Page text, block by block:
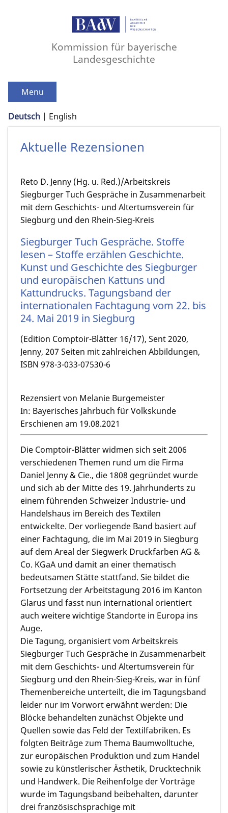
Kommission für bayerische
Landesgeschichte
Menu
Deutsch English
Aktuelle Rezensionen
Reto D. Jenny (Hg. u. Red.)/Arbeitskreis
Siegburger Tuch Gespräche in Zusammenarbeit
mit dem Geschichts- und Altertumsverein für
Siegburg und den Rhein-Sieg-Kreis
Siegburger Tuch Gespräche. Stoffe
lesen – Stoffe erzählen Geschichte.
Kunst und Geschichte des Siegburger
und europäischen Kattuns und
Kattundrucks. Tagungsband der
internationalen Fachtagung vom 22. bis
24. Mai 2019 in Siegburg
(Edition Comptoir-Blätter 16/17), Sent 2020,
Jenny, 207 Seiten mit zahlreichen Abbildungen,
ISBN 978-3-033-07530-6
Rezensiert von Melanie Burgemeister
In: Bayerisches Jahrbuch für Volkskunde
Erschienen am 19.08.2021
Die Comptoir-Blätter widmen sich seit 2006
verschiedenen Themen rund um die Firma
Daniel Jenny & Cie., die 1808 gegründet wurde
und sich ab der Mitte des 19. Jahrhunderts zu
einem führenden Schweizer Industrie- und
Handelshaus im Bereich des Textilen
entwickelte. Der vorliegende Band basiert auf
einer Fachtagung, die im Mai 2019 in Siegburg
auf dem Areal der Siegwerk Druckfarben AG &
Co. KGaA und damit an einer thematisch
bedeutsamen Stätte stattfand. Sie bildet die
Fortsetzung der Arbeitstagung 2016 im Kanton
Glarus und fasst nun international orientiert
auch weitere wichtige Standorte in Europa ins
Auge.
Die Tagung, organisiert vom Arbeitskreis
Siegburger Tuch Gespräche in Zusammenarbeit
mit dem Geschichts- und Altertumsverein für
Siegburg und den Rhein-Sieg-Kreis, war in fünf
Themenbereiche unterteilt, die im Tagungsband
leider nur im Vorwort erwähnt werden: Die
Blöcke behandelten zunächst Objekte und
Quellen sowie das Feld der Textilfabriken. Es
folgten Beiträge zum Thema Baumwolltuche,
zur europäischen Produktion und zum Handel
sowie zu künstlerischer Ästhetik, Drucktechnik
und Handwerk. Die Reihenfolge der Vorträge
wurde im Tagungsband beibehalten, darunter
drei französischsprachige mit